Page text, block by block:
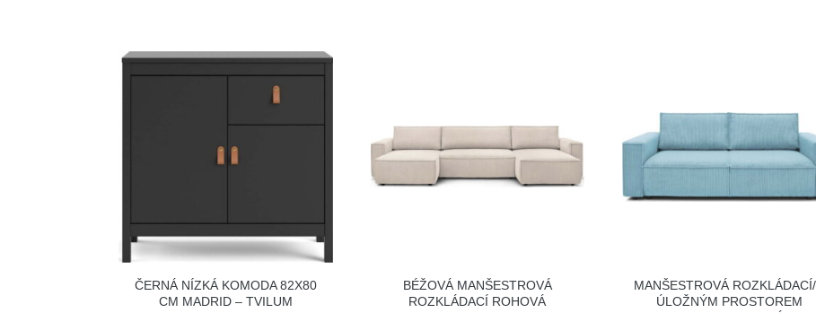
ČERNÁ NÍZKÁ KOMODA 82X80
CM MADRID – TVILUM
BÉŽOVÁ MANŠESTROVÁ
ROZKLÁDACÍ ROHOVÁ
MANŠESTROVÁ
ÚLOŽNÝM PROSTOREM